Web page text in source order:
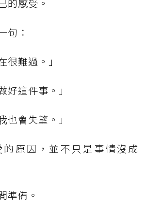
的感受。
句：
很難過。」
好這件事。」
也會失望。」
原因，並不只是事情沒成
準備。